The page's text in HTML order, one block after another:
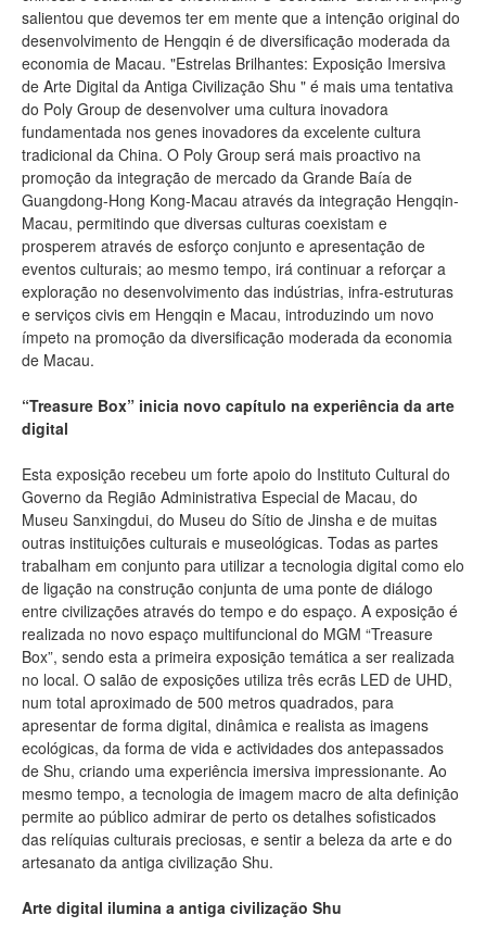
salientou que devemos ter em mente que a intenção original do
desenvolvimento de Hengqin é de diversificação moderada da
economia de Macau. "Estrelas Brilhantes: Exposição Imersiva
de Arte Digital da Antiga Civilização Shu " é mais uma tentativa
do Poly Group de desenvolver uma cultura inovadora
fundamentada nos genes inovadores da excelente cultura
tradicional da China. O Poly Group será mais proactivo na
promoção da integração de mercado da Grande Baía de
Guangdong-Hong Kong-Macau através da integração Hengqin-
Macau, permitindo que diversas culturas coexistam e
prosperem através de esforço conjunto e apresentação de
eventos culturais; ao mesmo tempo, irá continuar a reforçar a
exploração no desenvolvimento das indústrias, infra-estruturas
e serviços civis em Hengqin e Macau, introduzindo um novo
ímpeto na promoção da diversificação moderada da economia
de Macau.
“Treasure Box” inicia novo capítulo na experiência da arte
digital
Esta exposição recebeu um forte apoio do Instituto Cultural do
Governo da Região Administrativa Especial de Macau, do
Museu Sanxingdui, do Museu do Sítio de Jinsha e de muitas
outras instituições culturais e museológicas. Todas as partes
trabalham em conjunto para utilizar a tecnologia digital como elo
de ligação na construção conjunta de uma ponte de diálogo
entre civilizações através do tempo e do espaço. A exposição é
realizada no novo espaço multifuncional do MGM “Treasure
Box”, sendo esta a primeira exposição temática a ser realizada
no local. O salão de exposições utiliza três ecrãs LED de UHD,
num total aproximado de 500 metros quadrados, para
apresentar de forma digital, dinâmica e realista as imagens
ecológicas, da forma de vida e actividades dos antepassados
de Shu, criando uma experiência imersiva impressionante. Ao
mesmo tempo, a tecnologia de imagem macro de alta definição
permite ao público admirar de perto os detalhes sofisticados
das relíquias culturais preciosas, e sentir a beleza da arte e do
artesanato da antiga civilização Shu.
Arte digital ilumina a antiga civilização Shu